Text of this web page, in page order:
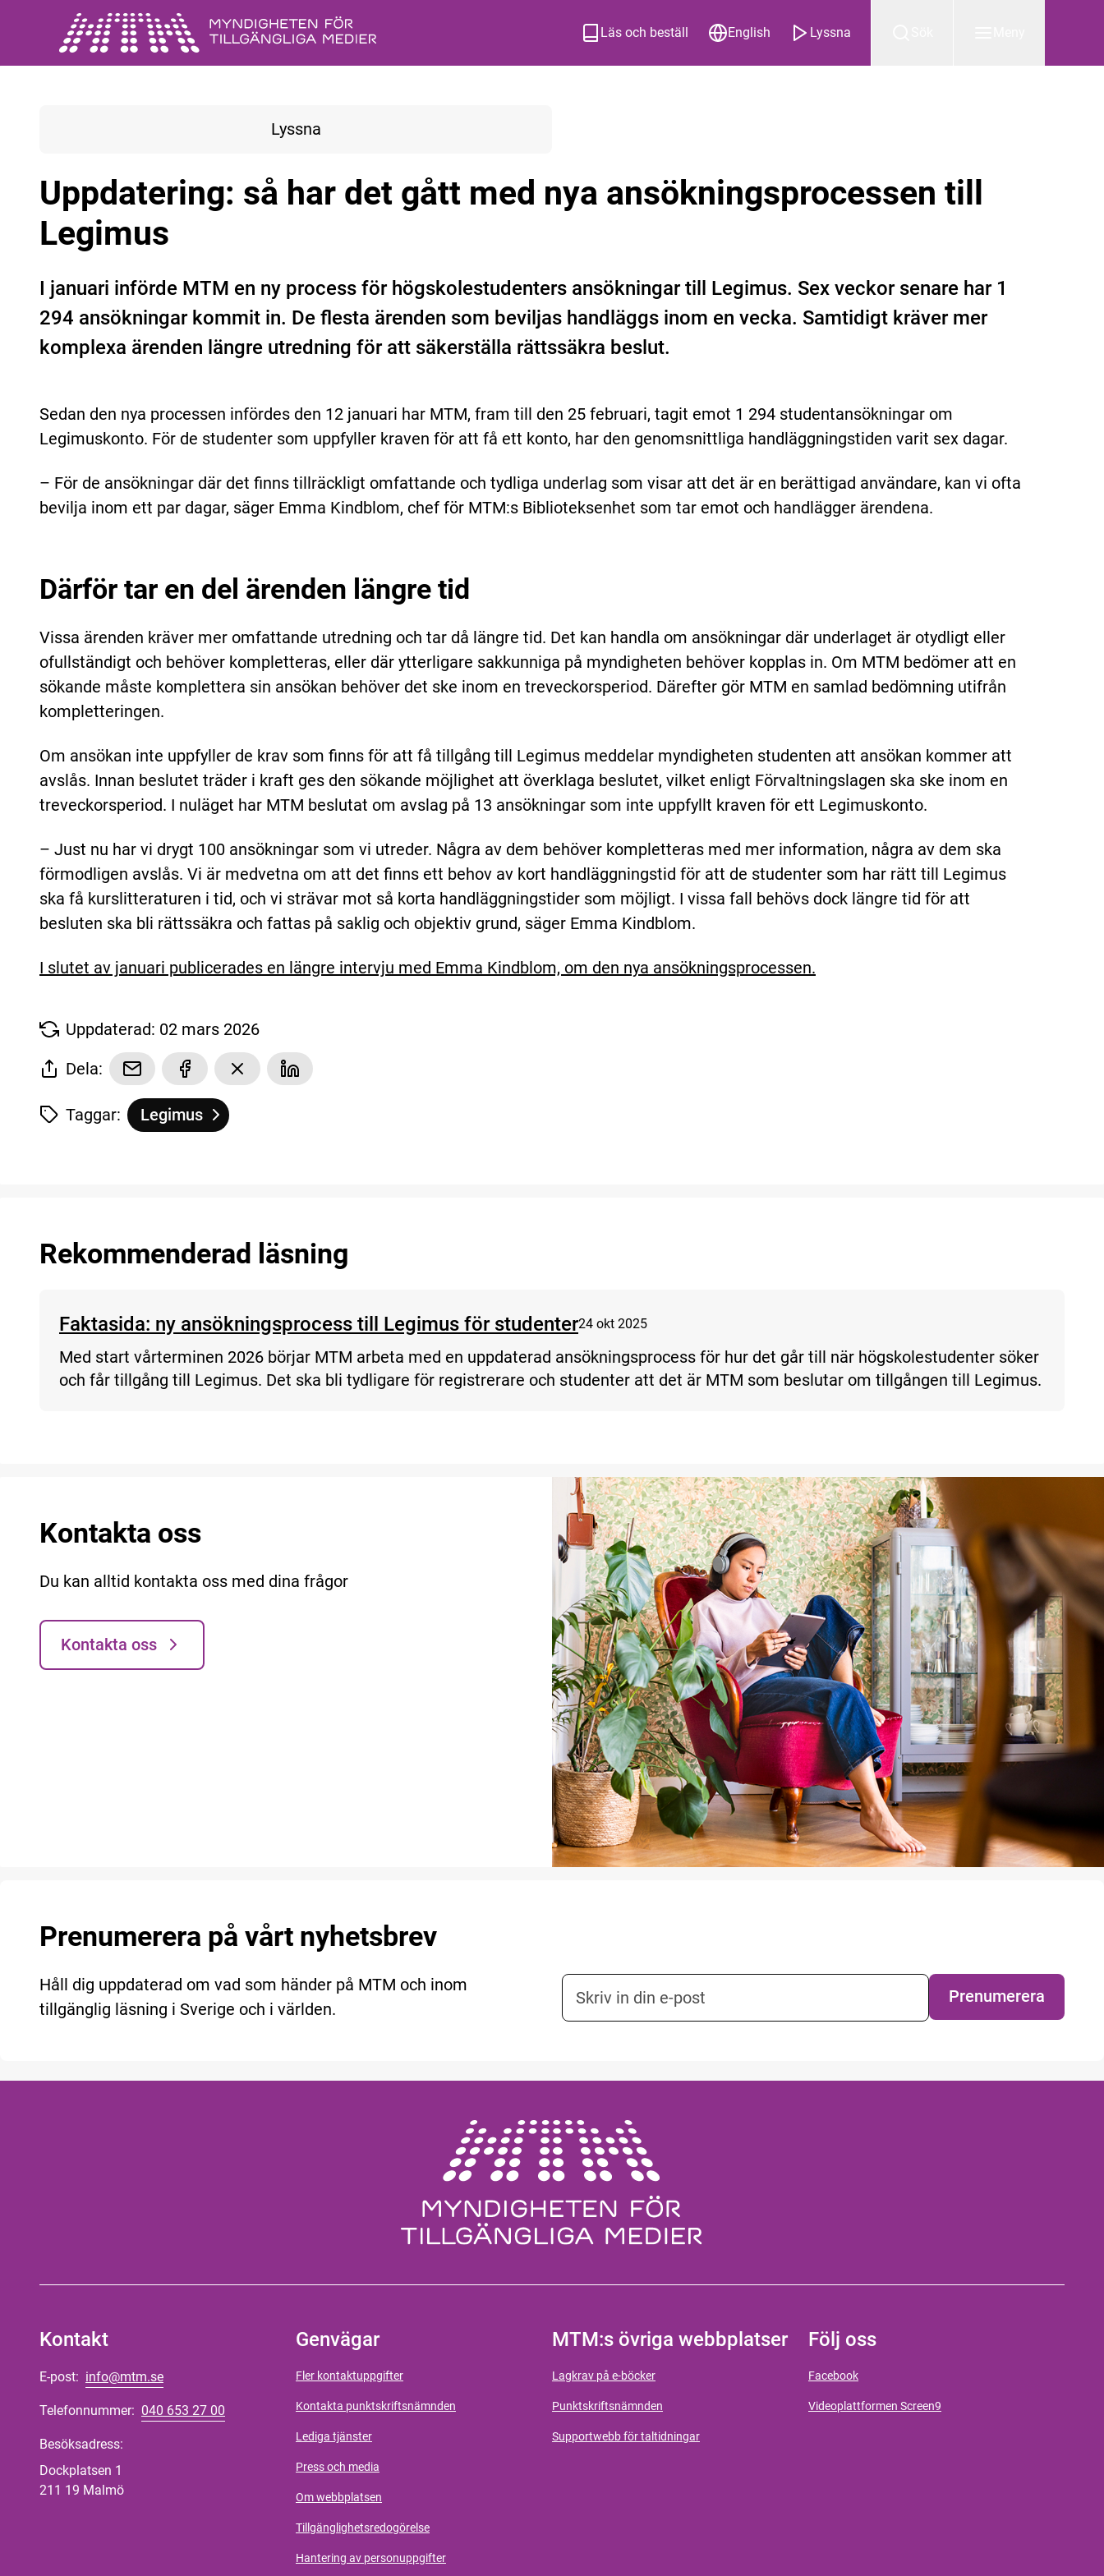
Gå till huvudinnehåll
Läs och beställ English Lyssna
Lyssna
Uppdatering: så har det gått med nya ansökningsprocessen till
Legimus
I januari införde MTM en ny process för högskolestudenters ansökningar till Legimus. Sex veckor senare har 1
294 ansökningar kommit in. De flesta ärenden som beviljas handläggs inom en vecka. Samtidigt kräver mer
komplexa ärenden längre utredning för att säkerställa rättssäkra beslut.
Sedan den nya processen infördes den 12 januari har MTM, fram till den 25 februari, tagit emot 1 294 studentansökningar om
Legimuskonto. För de studenter som uppfyller kraven för att få ett konto, har den genomsnittliga handläggningstiden varit sex dagar.
– För de ansökningar där det finns tillräckligt omfattande och tydliga underlag som visar att det är en berättigad användare, kan vi ofta
bevilja inom ett par dagar, säger Emma Kindblom, chef för MTM:s Biblioteksenhet som tar emot och handlägger ärendena.
Därför tar en del ärenden längre tid
Vissa ärenden kräver mer omfattande utredning och tar då längre tid. Det kan handla om ansökningar där underlaget är otydligt eller
ofullständigt och behöver kompletteras, eller där ytterligare sakkunniga på myndigheten behöver kopplas in. Om MTM bedömer att en
sökande måste komplettera sin ansökan behöver det ske inom en treveckorsperiod. Därefter gör MTM en samlad bedömning utifrån
kompletteringen.
Om ansökan inte uppfyller de krav som finns för att få tillgång till Legimus meddelar myndigheten studenten att ansökan kommer att
avslås. Innan beslutet träder i kraft ges den sökande möjlighet att överklaga beslutet, vilket enligt Förvaltningslagen ska ske inom en
treveckorsperiod. I nuläget har MTM beslutat om avslag på 13 ansökningar som inte uppfyllt kraven för ett Legimuskonto.
– Just nu har vi drygt 100 ansökningar som vi utreder. Några av dem behöver kompletteras med mer information, några av dem ska
förmodligen avslås. Vi är medvetna om att det finns ett behov av kort handläggningstid för att de studenter som har rätt till Legimus
ska få kurslitteraturen i tid, och vi strävar mot så korta handläggningstider som möjligt. I vissa fall behövs dock längre tid för att
besluten ska bli rättssäkra och fattas på saklig och objektiv grund, säger Emma Kindblom.
I slutet av januari publicerades en längre intervju med Emma Kindblom, om den nya ansökningsprocessen.
Uppdaterad: 02 mars 2026
Dela:
Taggar: Tagg
Legimus
tillhör
Uppdatering: så har det gått med nya ansökningsprocessen till Legimus
Rekommenderad läsning
Faktasida: ny ansökningsprocess till Legimus för studenter24 okt 2025
Med start vårterminen 2026 börjar MTM arbeta med en uppdaterad ansökningsprocess för hur det går till när högskolestudenter söker
och får tillgång till Legimus. Det ska bli tydligare för registrerare och studenter att det är MTM som beslutar om tillgången till Legimus.
Kontakta oss
Du kan alltid kontakta oss med dina frågor
Kontakta oss
Prenumerera på vårt nyhetsbrev
Håll dig uppdaterad om vad som händer på MTM och inom
tillgänglig läsning i Sverige och i världen.
E-postadress nyhetsbrevsprenumeration
Prenumerera
Kontakt
E-post: info@mtm.se
Telefonnummer: 040 653 27 00
Besöksadress:
Dockplatsen 1
211 19 Malmö
Genvägar
Fler kontaktuppgifter
Kontakta punktskriftsnämnden
Lediga tjänster
Press och media
Om webbplatsen
Tillgänglighetsredogörelse
Hantering av personuppgifter
MTM:s övriga webbplatser
Lagkrav på e-böcker
Punktskriftsnämnden
Supportwebb för taltidningar
Följ oss
Facebook
Videoplattformen Screen9